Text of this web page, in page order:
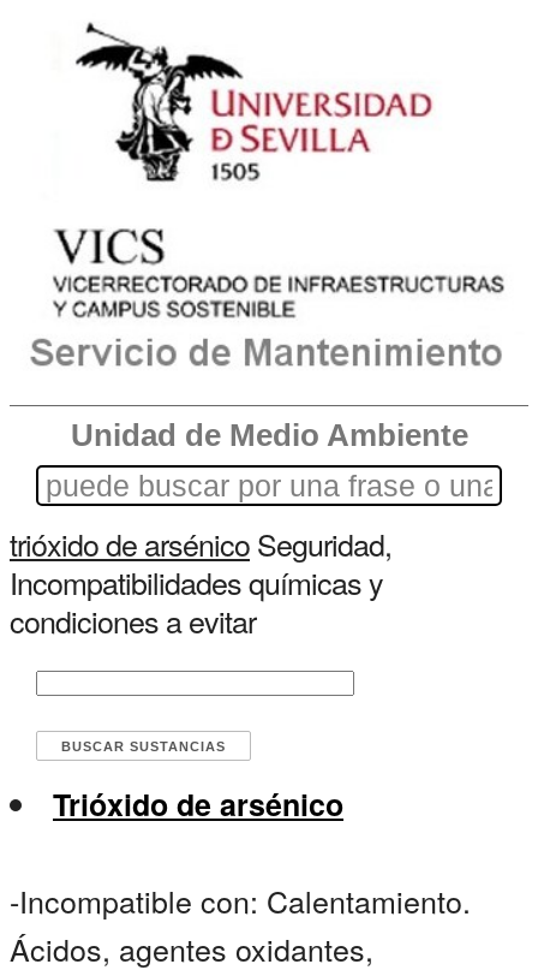
Unidad de Medio Ambiente
trióxido de arsénicoSeguridad,
Incompatibilidades químicas y
condiciones a evitar
Trióxido de arsénico
-Incompatible con: Calentamiento.
Ácidos, agentes oxidantes,